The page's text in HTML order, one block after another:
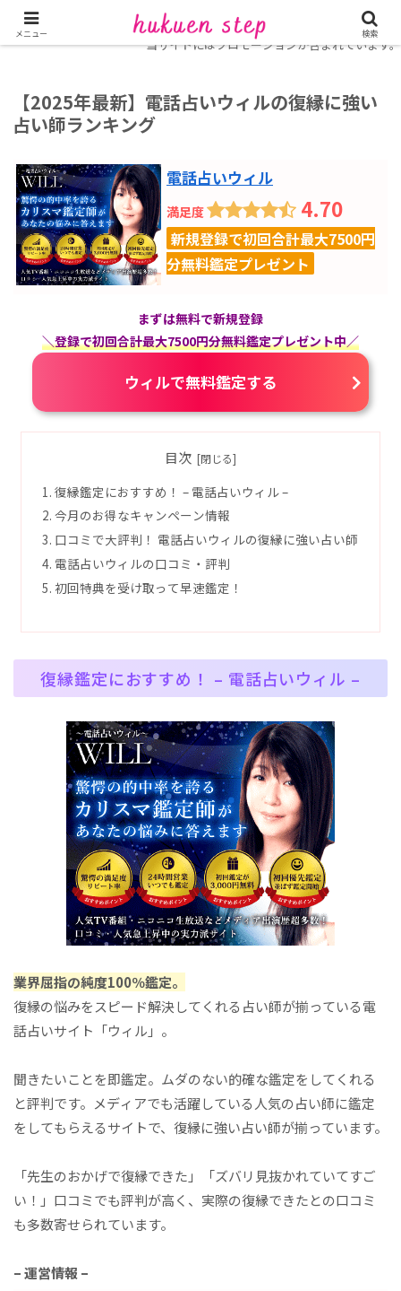
ホーム
復縁に強い電話占い
当サイトにはプロモーションが含まれています。
【2025年最新】電話占いウィルの復縁に強い
占い師ランキング
電話占いウィル
満足度 4.70
新規登録で初回合計最大7500円
分無料鑑定プレゼント
まずは無料で新規登録
＼登録で初回合計最大7500円分無料鑑定プレゼント中／
ウィルで無料鑑定する
目次
復縁鑑定におすすめ！ – 電話占いウィル –
今月のお得なキャンペーン情報
口コミで大評判！ 電話占いウィルの復縁に強い占い師
電話占いウィルの口コミ・評判
初回特典を受け取って早速鑑定！
復縁鑑定におすすめ！ – 電話占いウィル –
業界屈指の純度100％鑑定。
復縁の悩みをスピード解決してくれる占い師が揃っている電
話占いサイト「ウィル」。
聞きたいことを即鑑定。ムダのない的確な鑑定をしてくれる
と評判です。メディアでも活躍している人気の占い師に鑑定
をしてもらえるサイトで、復縁に強い占い師が揃っています。
「先生のおかげで復縁できた」「ズバリ見抜かれていてすご
い！」口コミでも評判が高く、実際の復縁できたとの口コミ
も多数寄せられています。
– 運営情報 –
メニュー 検索